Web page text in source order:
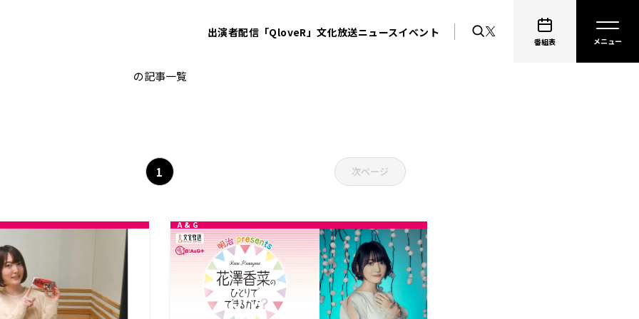
出演者配信「QloveR」文化放送ニュースイベント
番組表
花澤香菜のひとりでできるかな？
の記事一覧
1 次ページ